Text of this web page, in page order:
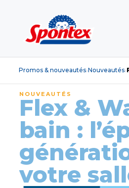
Promos & nouveautés›Nouveautés›
NOUVEAUTÉS
Flex &
bain :
votre